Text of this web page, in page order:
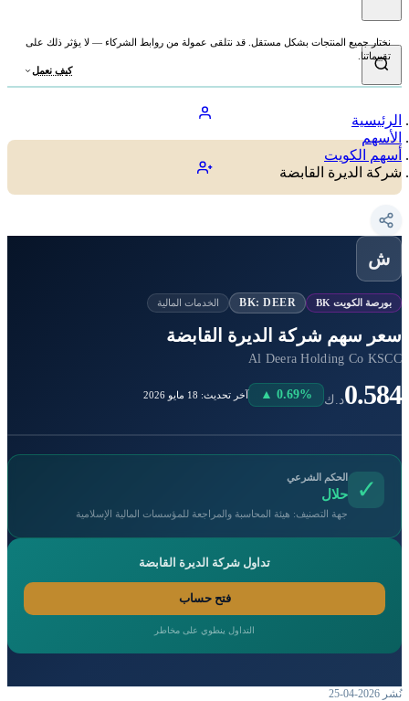
نختار جميع المنتجات بشكل مستقل. قد نتلقى عمولة من روابط الشركاء — لا يؤثر ذلك على
تقييماتنا.
كيف نعمل
الرئيسية
الأسهم
أسهم الكويت
شركة الديرة القابضة
ش
بورصة الكويت BK BK: DEER الخدمات المالية
سعر سهم شركة الديرة القابضة
Al Deera Holding Co KSCC
0.584د.ك ▲ 0.69% آخر تحديث: 18 مايو 2026
✓ الحكم الشرعي
حلال
جهة التصنيف: هيئة المحاسبة والمراجعة للمؤسسات المالية الإسلامية
تداول شركة الديرة القابضة
فتح حساب
التداول ينطوي على مخاطر
نُشر 2026-04-25